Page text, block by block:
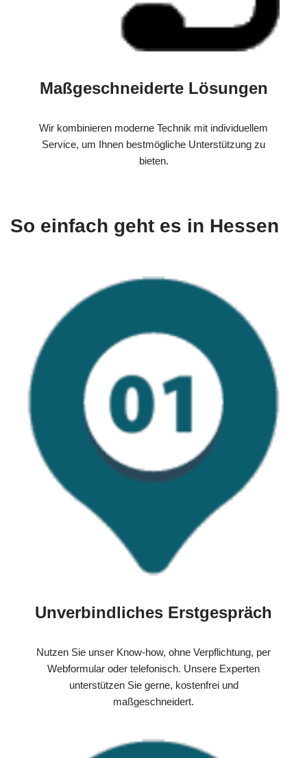
Maßgeschneiderte Lösungen
Wir kombinieren moderne Technik mit individuellem
Service, um Ihnen bestmögliche Unterstützung zu
bieten.
So einfach geht es in Hessen
Unverbindliches Erstgespräch
Nutzen Sie unser Know-how, ohne Verpflichtung, per
Webformular oder telefonisch. Unsere Experten
unterstützen Sie gerne, kostenfrei und
maßgeschneidert.